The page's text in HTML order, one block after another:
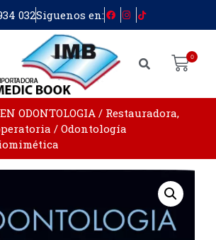
032Siguenos en:
0
ODONTOLOGIA / Restauradora,
/ Odontología